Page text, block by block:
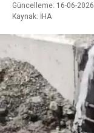
Güncelleme: 16-06-
Kaynak: İHA